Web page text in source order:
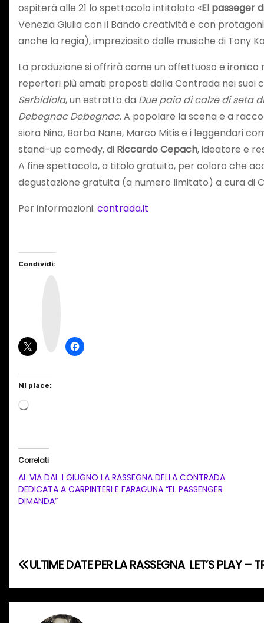
ospiterà alle 21 lo spettacolo intitolato «El passeger
Venezia Giulia con il Bando creatività e con
anche la regia), impreziosito dalle musiche di Tony
La produzione si offrirà come un affettuoso e
repertori più amati proposti dalla Contrada nei suoi
Serbidiola, un estratto da Due paia di calze di seta
Debegnac Debegnac. A popolare la scena e a
siora Nina, Barba Nane, Marco Mitis e i leggendari
stand-up comedy, di Riccardo Cepach, ideatore e
A fine spettacolo, a titolo gratuito, per coloro che
degustazione gratuita (a numero limitato) a cura di
Per informazioni: contrada.it
Condividi:
Mi piace:
C
a
m
o
i
n
Correlati
AL VIA DAL 1 GIUGNO LA RASSEGNA DELLA CONTRADA
DEDICATA A CARPINTERI E FARAGUNA “EL PASSENGER
DIMANDA”
N
a
ULTIME DATE PER LA RASSEGNA LET’S PLAY –